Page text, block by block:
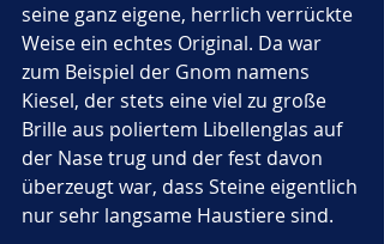
seine ganz eigene, herrlich verrückte
Weise ein echtes Original. Da war
zum Beispiel der Gnom namens
Kiesel, der stets eine viel zu große
Brille aus poliertem Libellenglas auf
der Nase trug und der fest davon
überzeugt war, dass Steine eigentlich
nur sehr langsame Haustiere sind.